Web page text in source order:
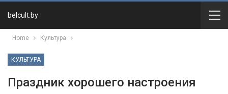
belcult.by
Home Культура
КУЛЬТУРА
Праздник хорошего настроения